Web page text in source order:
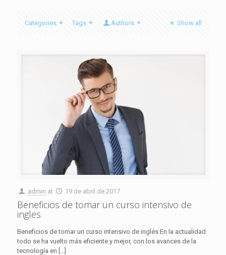
Categories Tags Authors Show all
admin at 19 de abril de 2017
Beneficios de tomar un curso intensivo de
ingles
Beneficios de tomar un curso intensivo de inglés En la actualidad
todo se ha vuelto más eficiente y mejor, con los avances de la
tecnología en […]